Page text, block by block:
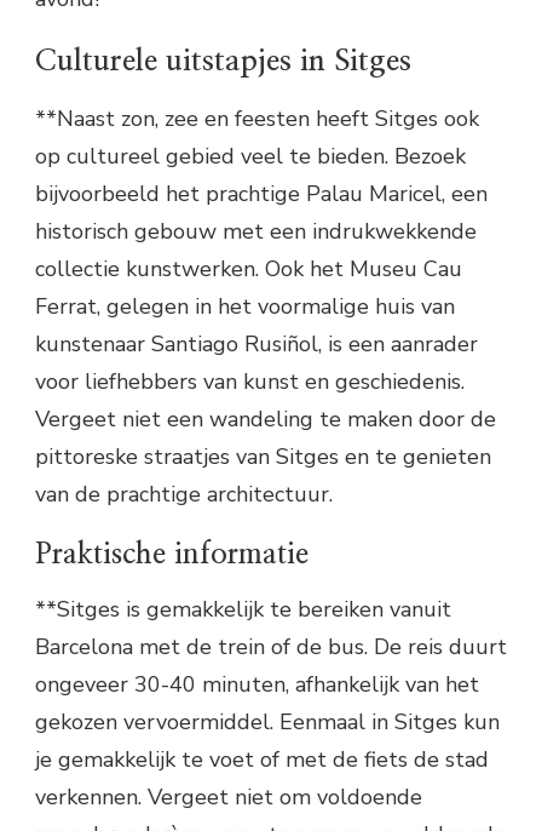
Culturele uitstapjes in Sitges
**Naast zon, zee en feesten heeft Sitges ook
op cultureel gebied veel te bieden. Bezoek
bijvoorbeeld het prachtige Palau Maricel, een
historisch gebouw met een indrukwekkende
collectie kunstwerken. Ook het Museu Cau
Ferrat, gelegen in het voormalige huis van
kunstenaar Santiago Rusiñol, is een aanrader
voor liefhebbers van kunst en geschiedenis.
Vergeet niet een wandeling te maken door de
pittoreske straatjes van Sitges en te genieten
van de prachtige architectuur.
Praktische informatie
**Sitges is gemakkelijk te bereiken vanuit
Barcelona met de trein of de bus. De reis duurt
ongeveer 30-40 minuten, afhankelijk van het
gekozen vervoermiddel. Eenmaal in Sitges kun
je gemakkelijk te voet of met de fiets de stad
verkennen. Vergeet niet om voldoende